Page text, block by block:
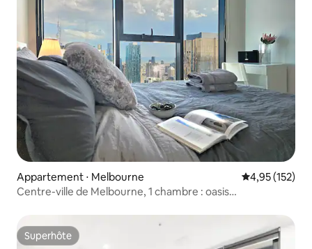
Appartement ⋅ Melbourne Évaluation
4,95 (152)
Centre-ville de Melbourne, 1 chambre : oasis
Superhôte
Superhôte